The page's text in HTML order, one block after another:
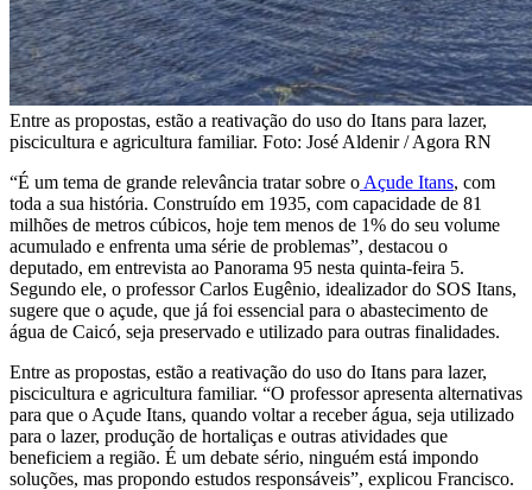
Entre as propostas, estão a reativação do uso do Itans para lazer,
piscicultura e agricultura familiar. Foto: José Aldenir / Agora RN
“É um tema de grande relevância tratar sobre o Açude Itans, com
toda a sua história. Construído em 1935, com capacidade de 81
milhões de metros cúbicos, hoje tem menos de 1% do seu volume
acumulado e enfrenta uma série de problemas”, destacou o
deputado, em entrevista ao Panorama 95 nesta quinta-feira 5.
Segundo ele, o professor Carlos Eugênio, idealizador do SOS Itans,
sugere que o açude, que já foi essencial para o abastecimento de
água de Caicó, seja preservado e utilizado para outras finalidades.
Entre as propostas, estão a reativação do uso do Itans para lazer,
piscicultura e agricultura familiar. “O professor apresenta alternativas
para que o Açude Itans, quando voltar a receber água, seja utilizado
para o lazer, produção de hortaliças e outras atividades que
beneficiem a região. É um debate sério, ninguém está impondo
soluções, mas propondo estudos responsáveis”, explicou Francisco.